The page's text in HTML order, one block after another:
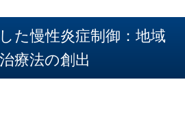
た慢性炎症制御：地域
療法の創出